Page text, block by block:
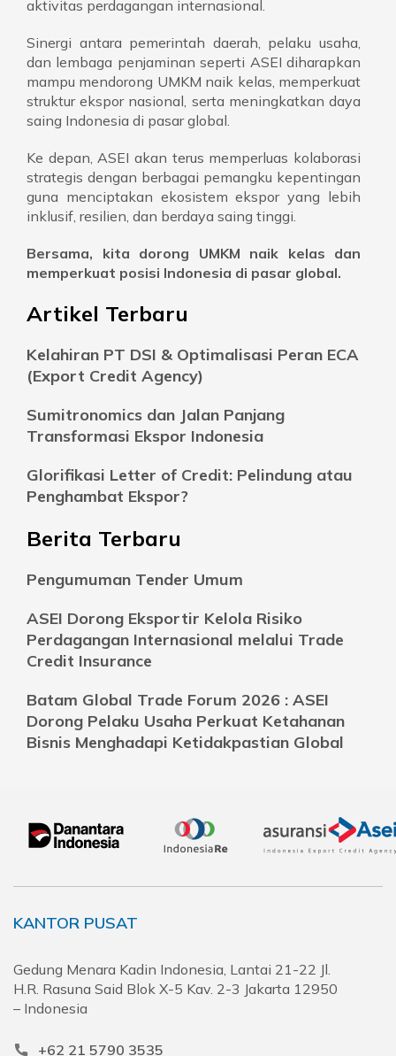
aktivitas perdagangan internasional.
Sinergi antara pemerintah daerah, pelaku usaha,
dan lembaga penjaminan seperti ASEI diharapkan
mampu mendorong UMKM naik kelas, memperkuat
struktur ekspor nasional, serta meningkatkan daya
saing Indonesia di pasar global.
Ke depan, ASEI akan terus memperluas kolaborasi
strategis dengan berbagai pemangku kepentingan
guna menciptakan ekosistem ekspor yang lebih
inklusif, resilien, dan berdaya saing tinggi.
Bersama, kita dorong UMKM naik kelas dan
memperkuat posisi Indonesia di pasar global.
Artikel Terbaru
Kelahiran PT DSI & Optimalisasi Peran ECA
(Export Credit Agency)
Sumitronomics dan Jalan Panjang
Transformasi Ekspor Indonesia
Glorifikasi Letter of Credit: Pelindung atau
Penghambat Ekspor?
Berita Terbaru
Pengumuman Tender Umum
ASEI Dorong Eksportir Kelola Risiko
Perdagangan Internasional melalui Trade
Credit Insurance
Batam Global Trade Forum 2026 : ASEI
Dorong Pelaku Usaha Perkuat Ketahanan
Bisnis Menghadapi Ketidakpastian Global
KANTOR PUSAT
Gedung Menara Kadin Indonesia, Lantai 21-22 Jl.
H.R. Rasuna Said Blok X-5 Kav. 2-3 Jakarta 12950
– Indonesia
+62 21 5790 3535